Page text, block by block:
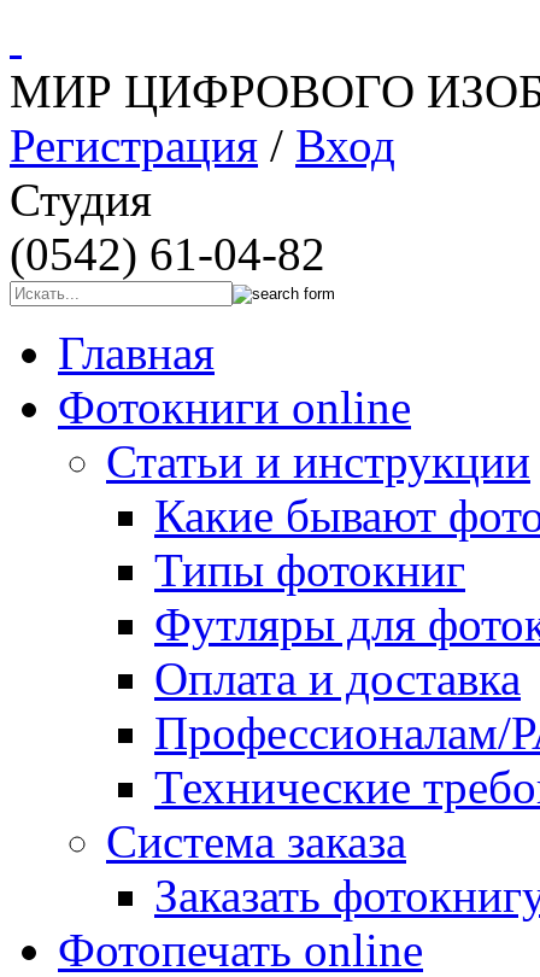
МИР ЦИФРОВОГО
Регистрация / Вход
Студия
(0542) 61-04-82
Главная
Фотокниги online
Статьи и инструкции
Какие бывают
Типы фотокниг
Футляры для
Оплата и доставка
Профессионалам/
Технические
Система заказа
Заказать
Фотопечать online